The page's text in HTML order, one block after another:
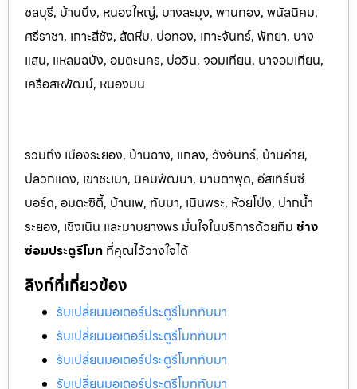
ชลบุรี, บ้านบึง, หนองใหญ่, บางละมุง, พานทอง, พนัสนิคม,
ศรีราชา, เกาะสีชัง, สัตหีบ, บ่อทอง, เกาะจันทร์, พัทยา, บาง
แสน, แหลมฉบัง, อมตะนคร, บ่อวิน, จอมเทียน, นาจอมเทียน,
เครือสหพัฒน์, หนองมน
รวมถึง เมืองระยอง, บ้านฉาง, แกลง, วังจันทร์, บ้านค่าย,
ปลวกแดง, เขาชะเมา, นิคมพัฒนา, มาบตาพุด, อีสเทิร์นซี
บอร์ด, อมตะซิตี้, บ้านเพ, ทับมา, เนินพระ, ห้วยโป่ง, ปากน้ำ
ระยอง, เชิงเนิน และมาบยางพร มั่นใจในบริการด้วยทีม ช่าง
ซ่อมประตูรีโมท ที่คุณไว้วางใจได้
ลิงก์ที่เกี่ยวข้อง
รับเปลี่ยนมอเตอร์ประตูรีโมททับมา
รับเปลี่ยนมอเตอร์ประตูรีโมททับมา
รับเปลี่ยนมอเตอร์ประตูรีโมททับมา
รับเปลี่ยนมอเตอร์ประตูรีโมททับมา